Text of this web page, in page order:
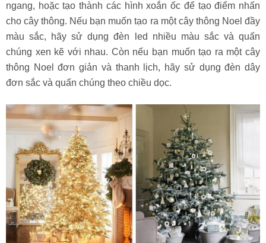
ngang, hoặc tạo thành các hình xoắn ốc để tạo điểm nhấn
cho cây thông. Nếu bạn muốn tạo ra một cây thông Noel đầy
màu sắc, hãy sử dụng đèn led nhiều màu sắc và quấn
chúng xen kẽ với nhau. Còn nếu bạn muốn tạo ra một cây
thông Noel đơn giản và thanh lịch, hãy sử dụng đèn dây
đơn sắc và quấn chúng theo chiều dọc.